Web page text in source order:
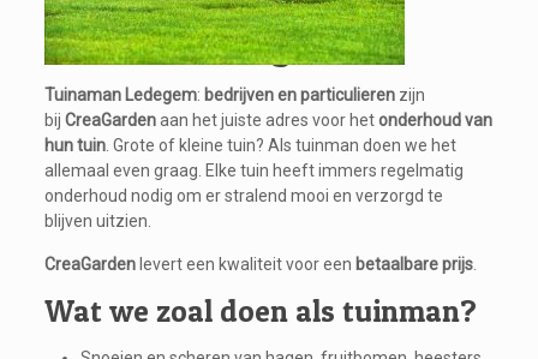
Tuinman Ledegem
Tuinaman Ledegem: bedrijven en particulierenzijn
bij CreaGardenaan het juiste adres voor hetonderhoud van
hun tuin. Grote of kleine tuin? Als tuinman doen we het
allemaal even graag. Elke tuin heeft immers regelmatig
onderhoud nodig om er stralend mooi en verzorgd te
blijven uitzien.
CreaGardenlevert een kwaliteit voor een betaalbare prijs.
Wat we zoal doen als tuinman?